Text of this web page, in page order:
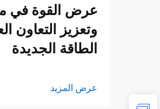
عرض القوة في
وتعزيز التعاون
الطاقة الجديدة
عرض المزيد